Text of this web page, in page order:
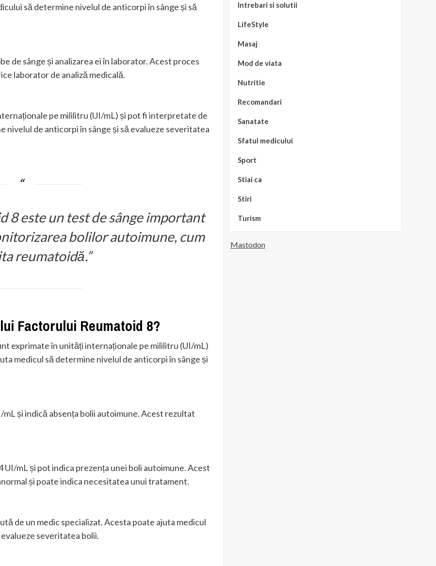
să determine nivelul de anticorpi în sânge și să
de sânge și analizarea ei în laborator. Acest proces
laborator de analiză medicală.
pe mililitru (UI/mL) și pot fi interpretate de
nivelul de anticorpi în sânge și să evalueze severitatea
8 este un test de sânge important
bolilor autoimune, cum
reumatoidă.”
Factorului Reumatoid 8?
exprimate în unități internaționale pe mililitru (UI/mL)
medicul să determine nivelul de anticorpi în sânge și
și indică absența bolii autoimune. Acest rezultat
mL și pot indica prezența unei boli autoimune. Acest
și poate indica necesitatea unui tratament.
de un medic specializat. Acesta poate ajuta medicul
severitatea bolii.
Intrebari si solutii
LifeStyle
Masaj
Mod de viata
Nutritie
Recomandari
Sanatate
Sfatul medicului
Sport
Stiai ca
Stiri
Turism
Mastodon